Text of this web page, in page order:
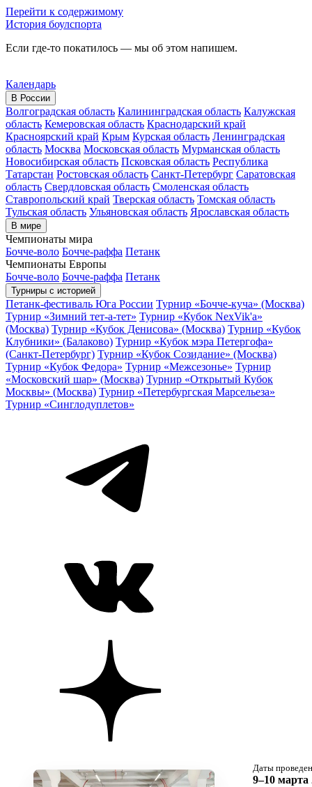
Перейти к содержимому
История боулспорта
Если где-то покатилось — мы об этом напишем.
Календарь
В России
Волгоградская область Калининградская область Калужская
область Кемеровская область Краснодарский край
Красноярский край Крым Курская область Ленинградская
область Москва Московская область Мурманская область
Новосибирская область Псковская область Республика
Татарстан Ростовская область Санкт-Петербург Саратовская
область Свердловская область Смоленская область
Ставропольский край Тверская область Томская область
Тульская область Ульяновская область Ярославская область
В мире
Чемпионаты мира
Бочче-воло Бочче-раффа Петанк
Чемпионаты Европы
Бочче-воло Бочче-раффа Петанк
Турниры с историей
Петанк-фестиваль Юга России Турнир «Бочче-куча» (Москва)
Турнир «Зимний тет-а-тет» Турнир «Кубок NexVik'a»
(Москва) Турнир «Кубок Денисова» (Москва) Турнир «Кубок
Клубники» (Балаково) Турнир «Кубок мэра Петергофа»
(Санкт-Петербург) Турнир «Кубок Созидание» (Москва)
Турнир «Кубок Федора» Турнир «Межсезонье» Турнир
«Московский шар» (Москва) Турнир «Открытый Кубок
Москвы» (Москва) Турнир «Петербургская Марсельеза»
Турнир «Синглодуплетов»
Даты
9–10 марта